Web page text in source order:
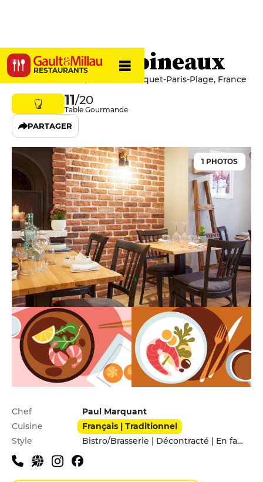
RESTAURANTS
Les Deux Moineaux
12 Rue Saint-Jean, 62520 Le Touquet-Paris-Plage, France
11/20
Table Gourmande
PARTAGER
1 PHOTOS
Infos pratiques
Chef
Paul Marquant
Cuisine
Français | Traditionnel
Style
Bistro/Brasserie | Décontracté | En famille | Entre amis